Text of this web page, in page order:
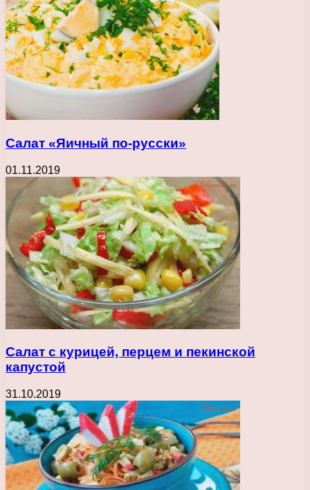
Салат «Яичный по-русски»
01.11.2019
Салат с курицей, перцем и пекинской
капустой
31.10.2019